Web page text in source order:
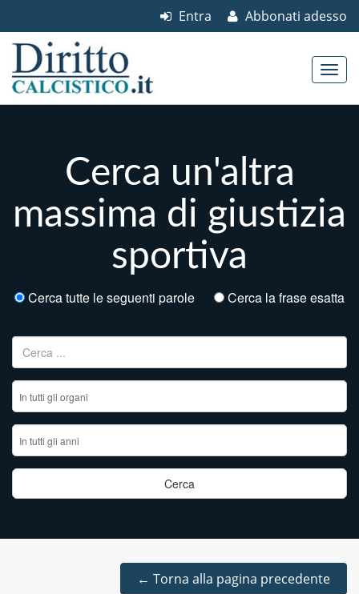
Abbonati adesso
Entra
Cerca un'altra
massima di giustizia
sportiva
Cerca tutte le seguenti parole Cerca la frase esatta
Ricerca per:
← Torna alla pagina precedente